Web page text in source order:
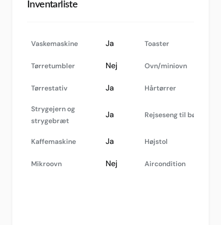
Inventarliste
Vaskemaskine Ja Toaster
Tørretumbler Nej Ovn/miniovn
Tørrestativ Ja Hårtørrer
Strygejern og
strygebræt
Ja Rejseseng til børn
Kaffemaskine Ja Højstol
Mikroovn Nej Aircondition